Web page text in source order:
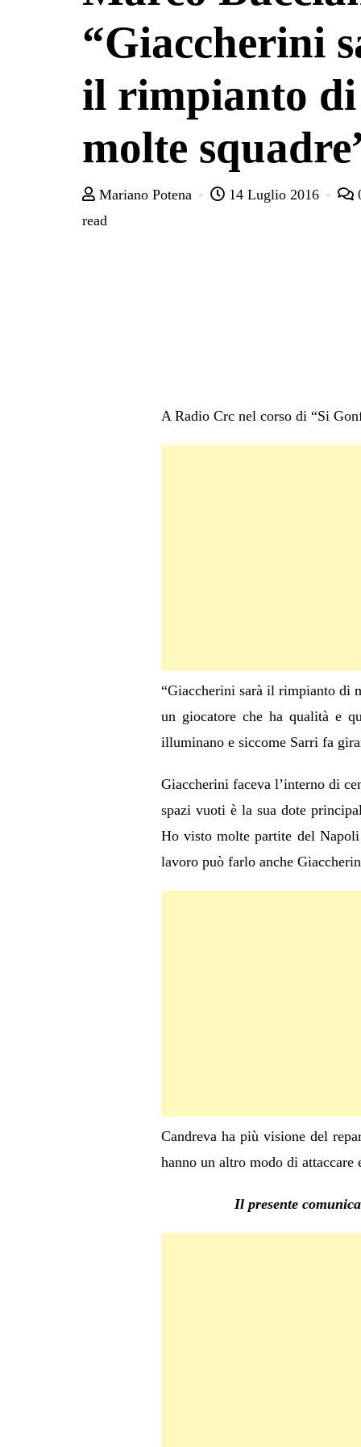
“Giaccherini
il rimpianto di
molte
Mariano Potena 14 Luglio 2016
read
A Radio Crc nel corso di “Si
“Giaccherini sarà il rimpianto di
un giocatore che ha qualità e
illuminano e siccome Sarri fa
Giaccherini faceva l’interno di
spazi vuoti è la sua dote
Ho visto molte partite del
lavoro può farlo anche
Candreva ha più visione del
hanno un altro modo di attaccare
Il presente